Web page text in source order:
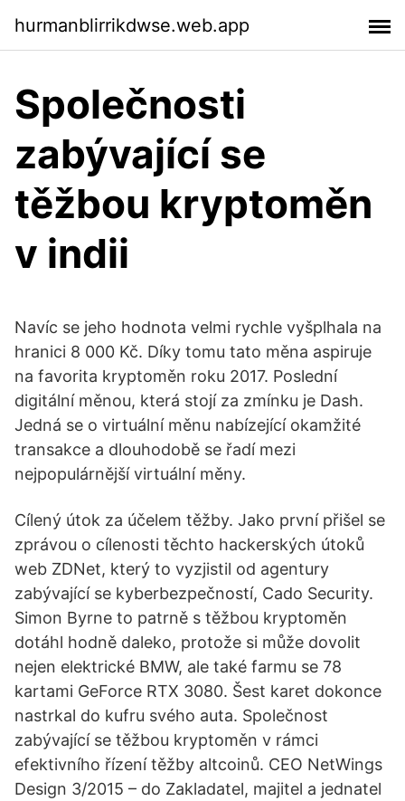
hurmanblirrikdwse.web.app
Společnosti
zabývající se
těžbou kryptoměn
v indii
Navíc se jeho hodnota velmi rychle vyšplhala na
hranici 8 000 Kč. Díky tomu tato měna aspiruje
na favorita kryptoměn roku 2017. Poslední
digitální měnou, která stojí za zmínku je Dash.
Jedná se o virtuální měnu nabízející okamžité
transakce a dlouhodobě se řadí mezi
nejpopulárnější virtuální měny.
Cílený útok za účelem těžby. Jako první přišel se
zprávou o cílenosti těchto hackerských útoků
web ZDNet, který to vyzjistil od agentury
zabývající se kyberbezpečností, Cado Security.
Simon Byrne to patrně s těžbou kryptoměn
dotáhl hodně daleko, protože si může dovolit
nejen elektrické BMW, ale také farmu se 78
kartami GeForce RTX 3080. Šest karet dokonce
nastrkal do kufru svého auta. Společnost
zabývající se těžbou kryptoměn v rámci
efektivního řízení těžby altcoinů. CEO NetWings
Design 3/2015 – do Zakladatel, majitel a jednatel